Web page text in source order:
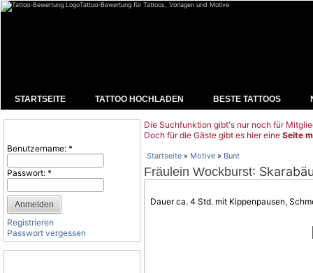
Tattoo-Bewertung für Tattoos, Vorlagen und Motive
STARTSEITE TATTOO HOCHLADEN BESTE TATTOOS
Benutzername: *
Passwort: *
Registrieren
Passwort vergessen
Die Suchfunktion gibt's nur noch für
Doch für die Gäste gibt es hier eine Seite
Startseite » Motive » Bunt
Fräulein Wockburst:
Dauer ca. 4 Std. mit Kippenpausen,